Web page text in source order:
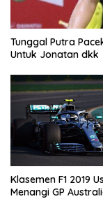
Tunggal Putra
Untuk Jonatan dkk
Klasemen F1 2019
Menangi GP